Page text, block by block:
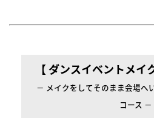
【 ダンスイベントメイ
－ メイクをしてそのまま会場へ
コース －